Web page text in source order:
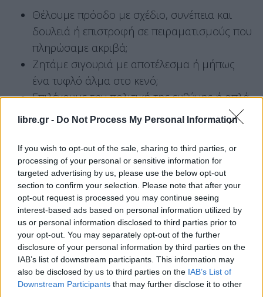
libre.gr - Do Not Process My Personal Information
If you wish to opt-out of the sale, sharing to third parties, or
processing of your personal or sensitive information for
targeted advertising by us, please use the below opt-out
section to confirm your selection. Please note that after your
opt-out request is processed you may continue seeing
interest-based ads based on personal information utilized by
us or personal information disclosed to third parties prior to
your opt-out. You may separately opt-out of the further
disclosure of your personal information by third parties on the
IAB’s list of downstream participants. This information may
also be disclosed by us to third parties on the IAB’s List of
Downstream Participants that may further disclose it to other
Θέλουμε πρόοδο με σχέδιο, συνέπεια και
δουλειά ή επιστροφή σε πειραματισμούς που
πληρώσαμε ακριβά;
Ζητάμε σιγουριά με αποτέλεσμα ή μήπως
ένα τυφλό άλμα στο κενό;
Επιλέγουμε την πολιτική της ευθύνης ή απλά
την καταγραφή μιας ανέξοδης εκτόνωσης;
Άμεση έναρξη περιοδειών – Νέα
στελέχη στα ψηφοδέλτια
Ο γαλάζιος προεκλογικός σχεδιασμός που αρχίζει
από σήμερα κιόλας να εξελίσσεται, προβλέπει:
Άμεση έναρξη περιοδειών σε ολόκληρη την
χώρα, με τον ίδιο τον κ. Μητσοτάκη να ξεκινά
το προσεχές Σάββατο από την Ρόδο, ενώ οι
“Πολιτικές Ακαδημίες” που θα διοργανώνει σε
εβδομαδιαία βάση η Πειραιώς, ξεκινούν